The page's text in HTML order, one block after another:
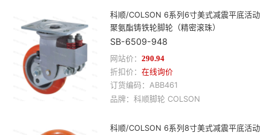
科顺/COLSON 6系列6寸美式减震平底活动
聚氨酯铸铁轮脚轮（精密滚珠）
SB-6509-948
网站价： 290.94
折扣价： 在线询价
订货编码： ABB461
品牌： 科顺脚轮 COLSON
科顺/COLSON 6系列8寸美式减震平底活动